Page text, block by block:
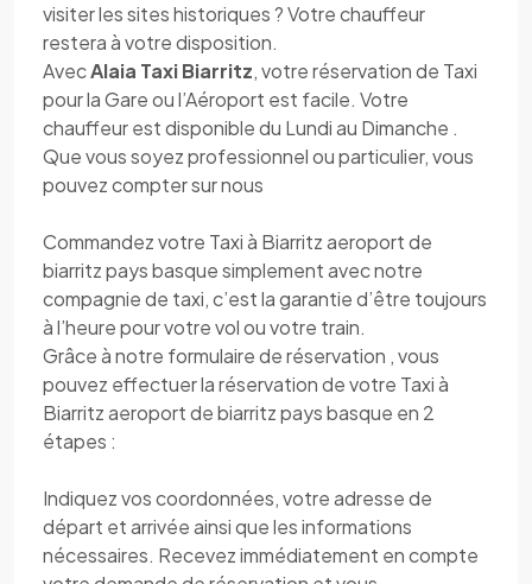
visiter les sites historiques ? Votre chauffeur
restera à votre disposition.
AvecAlaia Taxi Biarritz, votre réservation de Taxi
pour la Gare ou l’Aéroport est facile. Votre
chauffeur est disponible du Lundi au Dimanche .
Que vous soyez professionnel ou particulier, vous
pouvez compter sur nous
Commandez votre Taxi à Biarritz aeroport de
biarritz pays basque simplement avec notre
compagnie de taxi, c’est la garantie d’être toujours
à l’heure pour votre vol ou votre train.
Grâce à notre formulaire de réservation , vous
pouvez effectuer la réservation de votre Taxi à
Biarritz aeroport de biarritz pays basque en 2
étapes :
Indiquez vos coordonnées, votre adresse de
départ et arrivée ainsi que les informations
nécessaires. Recevez immédiatement en compte